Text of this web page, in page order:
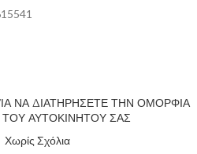
ΝΑ ΔΙΑΤΗΡΗΣΕΤΕ ΤΗΝ ΟΜΟΡΦΙΑ
ΑΥΤΟΚΙΝΗΤΟΥ ΣΑΣ
Χωρίς Σχόλια